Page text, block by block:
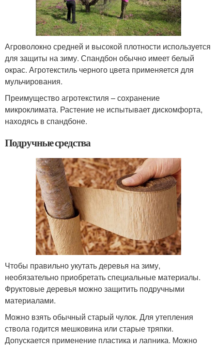
Агроволокно средней и высокой плотности используется
для защиты на зиму. Спандбон обычно имеет белый
окрас. Агротекстиль черного цвета применяется для
мульчирования.
Преимущество агротекстиля – сохранение
микроклимата. Растение не испытывает дискомфорта,
находясь в спандбоне.
Подручные средства
Чтобы правильно укутать деревья на зиму,
необязательно приобретать специальные материалы.
Фруктовые деревья можно защитить подручными
материалами.
Можно взять обычный старый чулок. Для утепления
ствола годится мешковина или старые тряпки.
Допускается применение пластика и лапника. Можно